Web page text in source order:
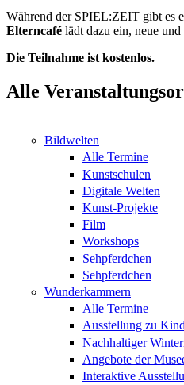
Während der SPIEL:ZEIT gibt es
Elterncafé lädt dazu ein, neue
Die Teilnahme ist kostenlos.
Alle
Bildwelten
Alle Termine
Kunstschulen
Digitale Welten
Kunst-Projekte
Film
Workshops
Sehpferdchen
Sehpferdchen
Wunderkammern
Alle Termine
Ausstellung zu
Nachhaltiger
Angebote der
Interaktive